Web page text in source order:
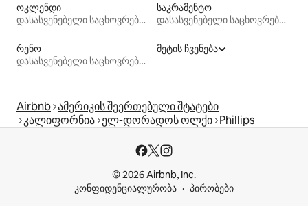
ოკლენდი
დასასვენებელი საცხოვრებლები
საკრამენტო
დასასვენებელი საცხოვრებლები
რენო
დასასვენებელი საცხოვრებლები
მეტის ჩვენება
Airbnb ამერიკის შეერთებული შტატები
კალიფორნია ელ-დორადოს ოლქი Phillips
© 2026 Airbnb, Inc.
კონფიდენციალურობა
პირობები